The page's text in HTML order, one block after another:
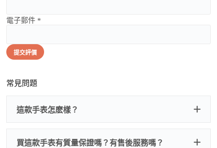
電子郵件 *
提交評價
常見問題
這款手表怎麽樣？
買這款手表有質量保證嗎？有售後服務嗎？